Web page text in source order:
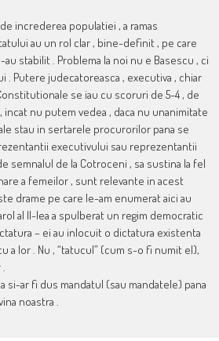
increderea populatiei , a ramas
au un rol clar , bine-definit , pe care
stabilit . Problema la noi nu e Basescu , ci
Putere judecatoreasca , executiva , chiar
se iau cu scoruri de 5-4 , de
nu putem vedea , daca nu unanimitate
stau in sertarele procurorilor pana se
executivului sau reprezentantii
semnalul de la Cotroceni , sa sustina la fel
a femeilor , sunt relevante in acest
drame pe care le-am enumerat aici au
al II-lea a spulberat un regim democratic
– ei au inlocuit o dictatura existenta
a lor . Nu , “tatucul” (cum s-o fi numit el),
si-ar fi dus mandatul (sau mandatele) pana
noastra .